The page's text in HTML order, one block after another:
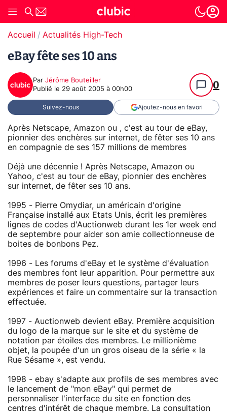
Accueil Actualités High-Tech
eBay fête ses 10 ans
Par Jérôme Bouteiller
Publié le 29 août 2005 à 00h00 0
Suivez-nous Ajoutez-nous en favori
Après Netscape, Amazon ou , c'est au tour de eBay,
pionnier des enchères sur internet, de fêter ses 10 ans
en compagnie de ses 157 millions de membres
Déjà une décennie ! Après Netscape, Amazon ou
Yahoo, c'est au tour de eBay, pionnier des enchères
sur internet, de fêter ses 10 ans.
1995 - Pierre Omydiar, un américain d'origine
Française installé aux Etats Unis, écrit les premières
lignes de codes d'Auctionweb durant les 1er week end
de septembre pour aider son amie collectionneuse de
boites de bonbons Pez.
1996 - Les forums d'eBay et le système d'évaluation
des membres font leur apparition. Pour permettre aux
membres de poser leurs questions, partager leurs
expériences et faire un commentaire sur la transaction
effectuée.
1997 - Auctionweb devient eBay. Première acquisition
du logo de la marque sur le site et du système de
notation par étoiles des membres. Le millionième
objet, la poupée d'un un gros oiseau de la série « la
Rue Sésame », est vendu.
1998 - ebay s'adapte aux profils de ses membres avec
le lancement de "mon eBay" qui permet de
personnaliser l'interface du site en fonction des
centres d'intérêt de chaque membre. La consultation